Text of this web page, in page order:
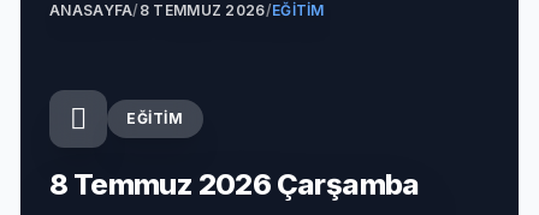
ANASAYFA/8 TEMMUZ 2026/EĞITIM
EĞITIM
8 Temmuz 2026 Çarşamba